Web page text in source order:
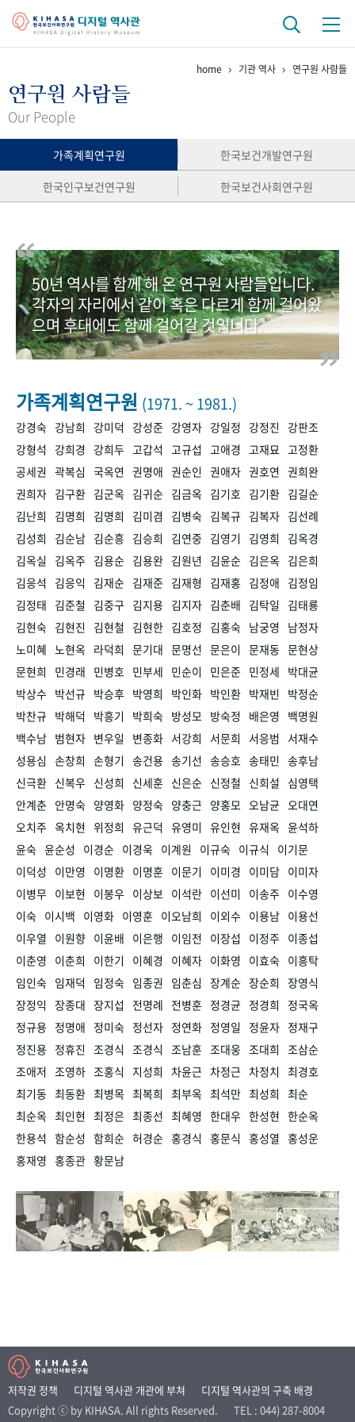
걸어온 길 기관 변천사
연구 역사
정책과 연구 키워드로 보는 연구 역사
연구자들
간행물 변천사
기록물 아카이브
사진 아카이브 문서 기록물 행정박물 영상 기록물
50+1주년 기념
+1
VR 역사관
home 기관 역사 연구원 사람들
연구원 사람들
Our People
가족계획연구원
한국보건개발연구원
한국인구보건연구원
한국보건사회연구원
50년 역사를 함께 해 온 연구원 사람들입니다.
각자의 자리에서 같이 혹은 다르게 함께 걸어왔
으며 후대에도 함께 걸어갈 것입니다.
가족계획연구원 (1971. ~ 1981.)
강경숙 강남희 강미덕 강성준 강영자 강일정 강정진
강판조
강형석
강희경 강희두 고갑석 고규섭 고애경 고재묘 고정환
공세권 곽복심 국옥연 권명애 권순인 권애자 권호연 권희완
권희자 김구환 김군옥 김귀순 김금옥 김기호 김기환 김길순
김난희
김명희 김명희 김미겸 김병숙 김복규 김복자 김선례
김성희
김순남 김순흥 김승희 김연중 김영기 김영희
김옥경
김옥실
김옥주 김용순 김용완 김원년 김윤순 김은옥 김은희
김응석
김응익 김재순 김재준 김재형 김재홍 김정애 김정임
김정태 김준철 김중구 김지용 김지자 김춘배 김탁일
김태룡
김현숙 김현진 김현철 김현한 김호정 김홍숙 남궁영
남정자
노미혜 노현옥 라덕희 문기대 문명선 문은이 문재동 문현상
문현희
민경래 민병호 민부세 민순이 민은준 민정세 박대균
박상수 박선규 박승후 박영희 박인화 박인환 박재빈
박정순
박찬규 박해덕 박흥기 박희숙 방성모 방숙정 배은영
백명원
백수남 범현자 변우일 변종화 서강희 서문희 서응범
서재수
성용심 손창희 손형기 송건용 송기선 송승호 송태민 송후남
신극환 신복우 신성희 신세훈 신은순 신정철 신희설
심영택
안계춘 안명숙 양영화 양정숙 양충근 양홍모 오남균 오대연
오치주 옥치현 위정희 유근덕 유영미 유인현 유재옥 윤석하
윤숙 윤순성 이경순 이경욱 이계원 이규숙 이규식
이기문
이덕성
이만영 이명환 이명훈 이문기 이미경 이미담 이미자
이병무 이보현 이봉우 이상보 이석란 이선미 이송주 이수영
이숙 이시백 이영화 이영훈 이오남희 이외수 이용남 이용선
이우열
이원향 이윤배 이은행 이임전 이장섭 이정주 이종섭
이춘영
이춘희 이한기 이혜경 이혜자 이화영 이효숙 이흥탁
임인숙 임재덕 임정숙 임종권 임춘심 장계순 장순희 장영식
장정익 장종대 장지섭 전명례 전병훈 정경균 정경희
정국옥
정규용 정명애 정미숙 정선자 정연화 정영일 정윤자 정재구
정진용 정휴진 조경식 조경식 조남훈 조대웅 조대희 조삼순
조애저 조영하 조홍식 지성희 차윤근 차정근 차정치 최경호
최기동 최동환 최병목 최복희 최부옥 최석만 최성희 최순
최순옥 최인현 최정은 최종선 최혜영 한대우 한성현 한순옥
한용석 함순성 함희순 허경순 홍경식 홍문식 홍성열 홍성운
홍재영 홍종관 황문남
저작권 정책 디지털 역사관 개관에 부쳐
디지털 역사관의 구축 배경
Copyright ⓒ by KIHASA. All rights Reserved.
TEL : 044) 287-8004